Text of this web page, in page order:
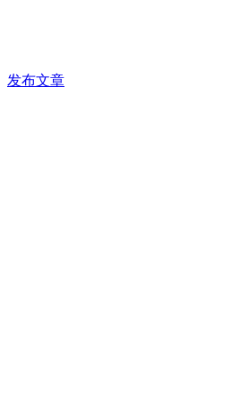
发布文章